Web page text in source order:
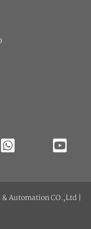
Automation CO.,Ltd |